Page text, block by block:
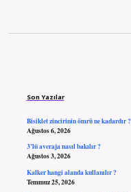
Son Yazılar
Bisiklet zincirinin ömrü ne kadardır ?
Ağustos 6, 2026
3’lü averaja nasıl bakılır ?
Ağustos 3, 2026
Kalker hangi alanda kullanılır ?
Temmuz 25, 2026